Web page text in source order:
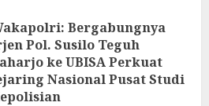
Raya Bogor
AGUSTUS 3, 2026
Bergabungnya
Pol. Susilo Teguh
ke UBISA Perkuat
Nasional Pusat Studi